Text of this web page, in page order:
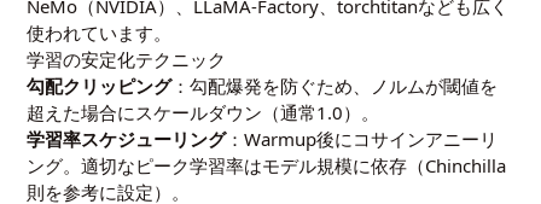
NeMo（NVIDIA）、LLaMA-Factory、torchtitanなども広く
使われています。
学習の安定化テクニック
勾配クリッピング：勾配爆発を防ぐため、ノルムが閾値を
超えた場合にスケールダウン（通常1.0）。
学習率スケジューリング：Warmup後にコサインアニーリ
ング。適切なピーク学習率はモデル規模に依存（Chinchilla
則を参考に設定）。